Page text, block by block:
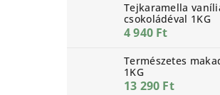
Tejkaramella
csokoládéval 1KG
4 940 Ft
Természetes
1KG
13 290 Ft